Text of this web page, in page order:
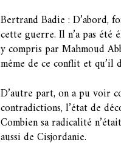
Bertrand Badie : D’abord,
cette guerre. Il n’a pas été
y compris par Mahmoud
même de ce conflit et
D’autre part, on a pu voir
contradictions, l’état de
Combien sa radicalité
aussi de Cisjordanie.